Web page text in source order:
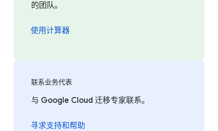
的团队。
使用计算器
联系业务代表
与 Google Cloud 迁移专家联系。
寻求支持和帮助